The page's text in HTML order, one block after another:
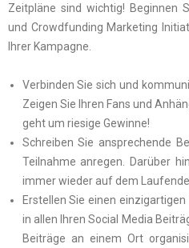
Zeitpläne sind wichtig! Beginnen
und Crowdfunding Marketing
Ihrer Kampagne.
Verbinden Sie sich und
Zeigen Sie Ihren Fans und
geht um riesige Gewinne!
Schreiben Sie ansprechende
Teilnahme anregen. Darüber
immer wieder auf dem
Erstellen Sie einen
in allen Ihren Social Media
Beiträge an einem Ort